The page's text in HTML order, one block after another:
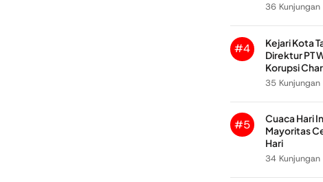
36 Kunjungan
#4
Kejari Kota
Direktur PT
Korupsi
35 Kunjungan
#5
Cuaca Hari
Mayoritas
Hari
34 Kunjungan